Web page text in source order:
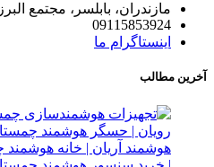
مازندران، بابلسر، مجتمع البرز
09115853924
اینستاگرام ما
آخرین مطالب